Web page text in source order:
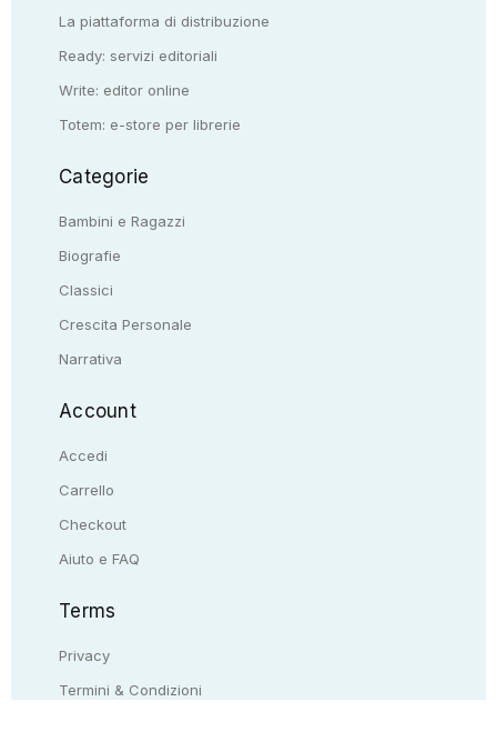
La piattaforma di distribuzione
Ready: servizi editoriali
Write: editor online
Totem: e-store per librerie
Categorie
Bambini e Ragazzi
Biografie
Classici
Crescita Personale
Narrativa
Account
Accedi
Carrello
Checkout
Aiuto e FAQ
Terms
Privacy
Termini & Condizioni